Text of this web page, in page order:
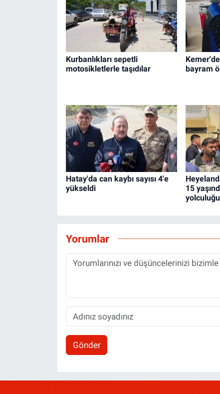
Kurbanlıkları sepetli
motosikletlerle taşıdılar
bayram
Hatay'da can kaybı sayısı 4'e
yükseldi
15
Yorumlar
Gönder